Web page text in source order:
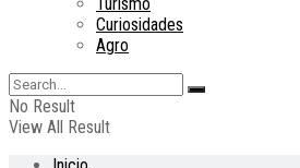
Curiosidades
Agro
No Result
View All Result